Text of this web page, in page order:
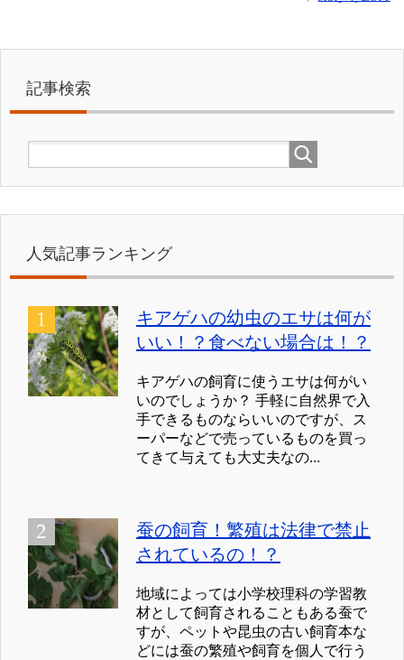
記事検索
人気記事ランキング
キアゲハの幼虫のエサは何が
いい！？食べない場合は！？
キアゲハの飼育に使うエサは何がい
いのでしょうか？ 手軽に自然界で入
手できるものならいいのですが、ス
ーパーなどで売っているものを買っ
てきて与えても大丈夫なの...
蚕の飼育！繁殖は法律で禁止
されているの！？
地域によっては小学校理科の学習教
材として飼育されることもある蚕で
すが、ペットや昆虫の古い飼育本な
どには蚕の繁殖や飼育を個人で行う